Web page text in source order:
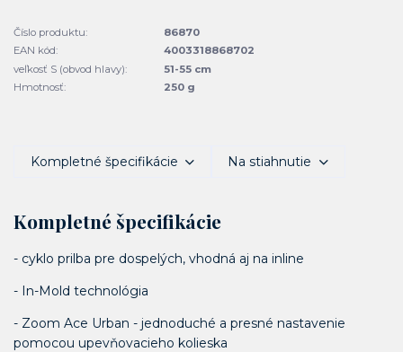
Číslo produktu:
86870
EAN kód:
4003318868702
veľkosť S (obvod hlavy):
51-55 cm
Hmotnosť:
250 g
Kompletné špecifikácie Na stiahnutie
Kompletné špecifikácie
- cyklo prilba pre dospelých, vhodná aj na inline
- In-Mold technológia
- Zoom Ace Urban - jednoduché a presné nastavenie
pomocou upevňovacieho kolieska